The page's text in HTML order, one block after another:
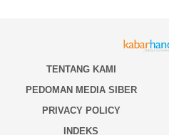
TENTANG KAMI
PEDOMAN MEDIA SIBER
PRIVACY POLICY
INDEKS